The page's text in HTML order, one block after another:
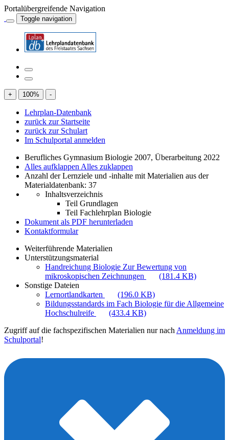
Portalübergreifende Navigation
Toggle navigation
+ 100% -
Lehrplan-Datenbank
zurück zur Startseite
zurück zur Schulart
Im Schulportal anmelden
Berufliches Gymnasium Biologie 2007, Überarbeitung 2022
Alles aufklappen Alles zuklappen
Anzahl der Lernziele und -inhalte mit Materialien aus der
Materialdatenbank: 37
Inhaltsverzeichnis
Teil Grundlagen
Teil Fachlehrplan Biologie
Dokument als PDF herunterladen
Kontaktformular
Weiterführende Materialien
Unterstützungsmaterial
Handreichung Biologie Zur Bewertung von
mikroskopischen Zeichnungen
(181.4 KB)
Sonstige Dateien
Lernortlandkarten
(196.0 KB)
Bildungsstandards im Fach Biologie für die Allgemeine
Hochschulreife
(433.4 KB)
Zugriff auf die fachspezifischen Materialien nur nach Anmeldung im
Schulportal!